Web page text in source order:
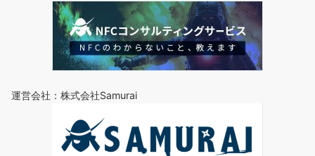
運営会社：株式会社Samurai